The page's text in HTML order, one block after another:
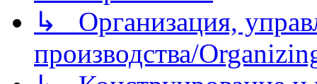
↳ Организация,
производства/